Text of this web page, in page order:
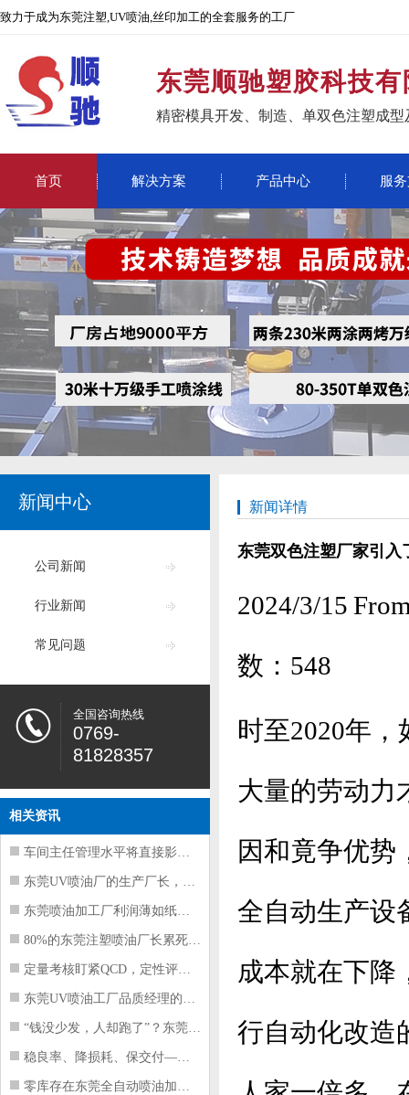
致力于成为东莞注塑,UV喷油,丝印加工的全套服务的工厂
东莞顺驰塑胶科技
精密模具开发、制造、单双色注塑成
首页 解决方案 产品中心 服
新闻中心
公司新闻
行业新闻
常见问题
全国咨询热线
0769-
81828357
相关资讯
车间主任管理水平将直接影响东莞注塑件
东莞UV喷油厂的生产厂长，到底在给工
东莞喷油加工厂利润薄如纸？这四项基本
80%的东莞注塑喷油厂长累死累活，利
定量考核盯紧QCD，定性评价看好配合
东莞UV喷油工厂品质经理的四项核心管
“钱没少发，人却跑了”？东莞注塑喷油
稳良率、降损耗、保交付——东莞这家U
零库存在东莞全自动喷油加工厂不可行的
新闻详情
东莞双色注塑厂家引入
2024/3/15
数： 548
时至2020年，
大量的劳动力
因和竟争优势
全自动生产设
成本就在下降
行自动化改造